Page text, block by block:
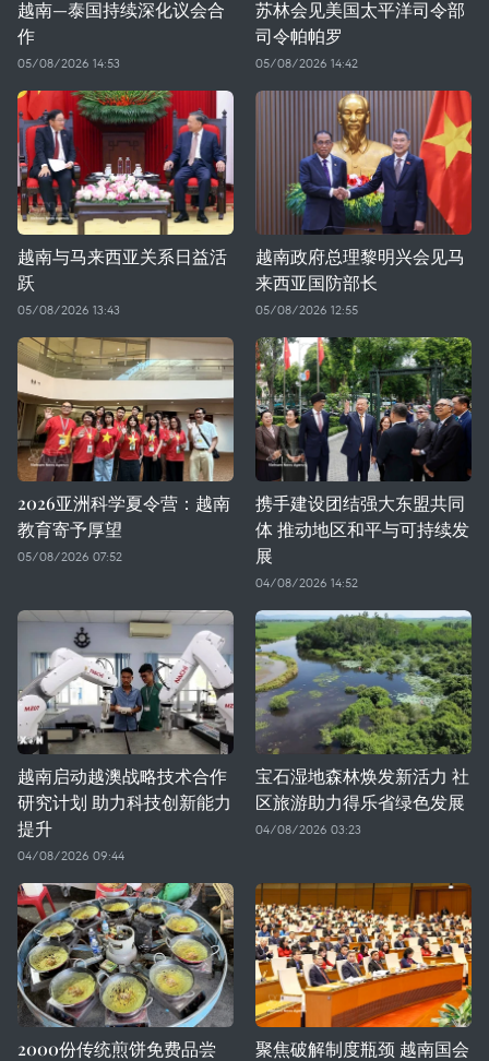
越南—泰国持续深化议会合
作
05/08/2026 14:53
苏林会见美国太平洋司令部
司令帕帕罗
05/08/2026 14:42
越南与马来西亚关系日益活
跃
05/08/2026 13:43
越南政府总理黎明兴会见马
来西亚国防部长
05/08/2026 12:55
2026亚洲科学夏令营：越南
教育寄予厚望
05/08/2026 07:52
携手建设团结强大东盟共同
体 推动地区和平与可持续发
展
04/08/2026 14:52
越南启动越澳战略技术合作
研究计划 助力科技创新能力
提升
04/08/2026 09:44
宝石湿地森林焕发新活力 社
区旅游助力得乐省绿色发展
04/08/2026 03:23
2000份传统煎饼免费品尝
聚焦破解制度瓶颈 越南国会